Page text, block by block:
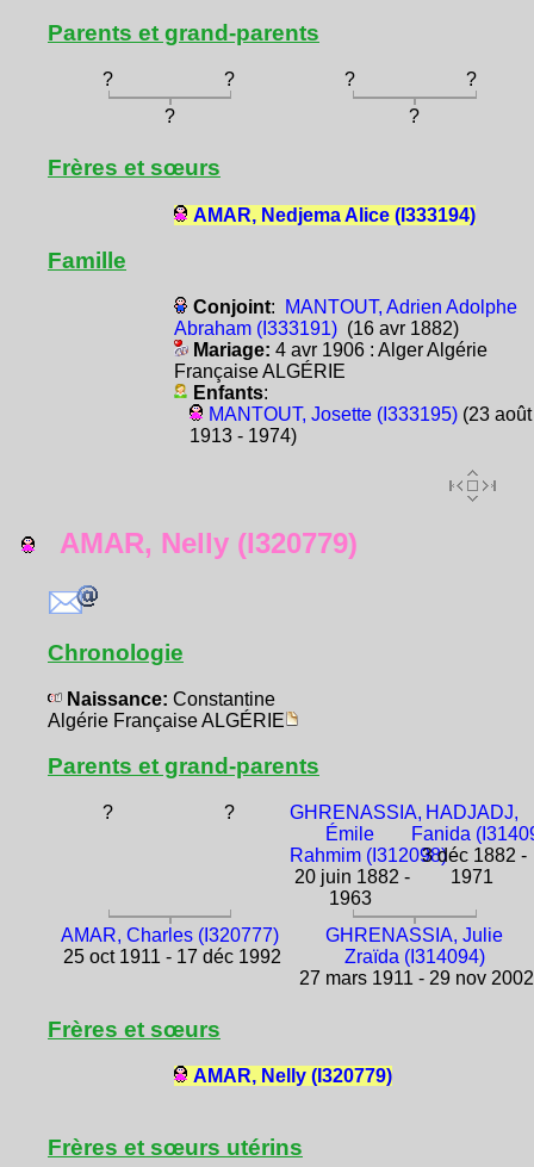
Parents et grand-parents
? ? ?
?
?
?
Frères et sœurs
AMAR, Nedjema Alice (I333194)
Famille
Conjoint:
MANTOUT, Adrien Adolphe
Abraham (I333191)(16 avr 1882)
Mariage: 4 avr 1906 : Alger Algérie
Française ALGÉRIE
Enfants:
MANTOUT, Josette (I333195)(23 août
1913 - 1974)
AMAR, Nelly (I320779)
Chronologie
Naissance: Constantine
Algérie Française ALGÉRIE
Parents et grand-parents
? ?
GHRENASSIA,
Émile
Rahmim (I312098)
20 juin 1882 -
1963
HADJADJ,
Fanida
3 déc 1882 -
1971
AMAR, Charles (I320777)
25 oct 1911 - 17 déc 1992
GHRENASSIA, Julie
Zraïda (I314094)
27 mars 1911 - 29 nov 2002
Frères et sœurs
AMAR, Nelly (I320779)
Frères et sœurs utérins